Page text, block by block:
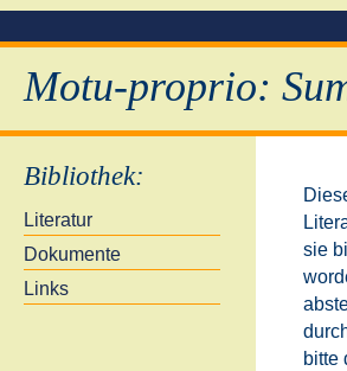
Motu-proprio:
Bibliothek:
Literatur
Dokumente
Links
sie
bitte